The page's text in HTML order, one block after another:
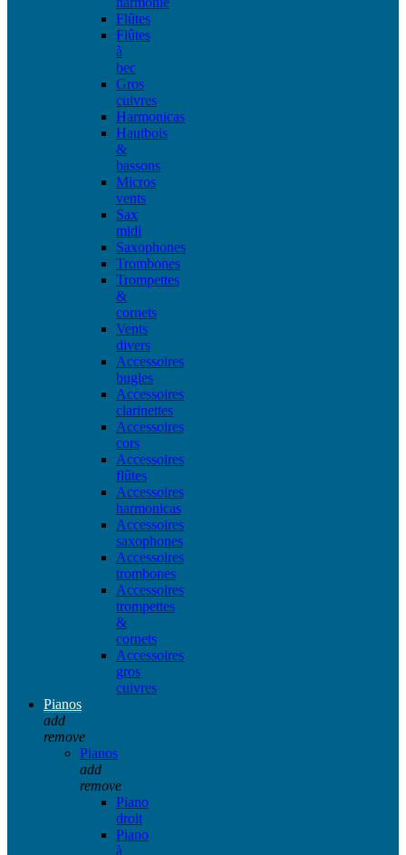
Flûtes
Flûtes
à
bec
Gros
cuivres
Harmonicas
Hautbois
&
bassons
Micros
vents
Sax
midi
Saxophones
Trombones
Trompettes
&
cornets
Vents
divers
Accessoires
bugles
Accessoires
clarinettes
Accessoires
cors
Accessoires
flûtes
Accessoires
harmonicas
Accessoires
saxophones
Accessoires
trombones
Accessoires
trompettes
&
cornets
Accessoires
gros
cuivres
Pianos
add
remove
Pianos
add
remove
Piano
droit
Piano
à